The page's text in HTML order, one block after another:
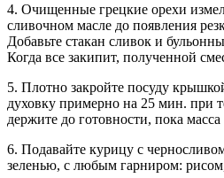
4. Очищенные грецкие орехи
сливочном масле до появления
Добавьте стакан сливок и
Когда все закипит, полученной
5. Плотно закройте посуду
духовку примерно на 25 мин. при
держите до готовности, пока масса
6. Подавайте курицу с
зеленью, с любым гарниром: